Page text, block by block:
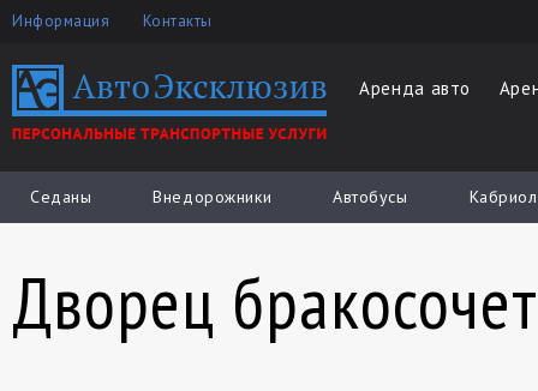
Информация Контакты
Аренда авто
Седаны Внедорожники Автобусы
Дворец